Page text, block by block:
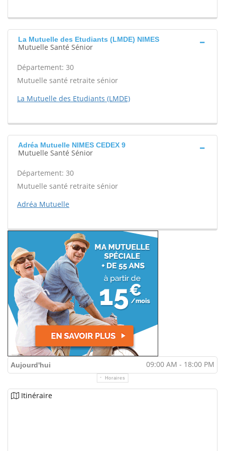
La Mutuelle des Etudiants (LMDE) NIMES
Mutuelle Santé Sénior
Département: 30
Mutuelle santé retraite sénior
La Mutuelle des Etudiants (LMDE)
Adréa Mutuelle NIMES CEDEX 9
Mutuelle Santé Sénior
Département: 30
Mutuelle santé retraite sénior
Adréa Mutuelle
Aujourd'hui 09:00 AM - 18:00 PM
Horaires
Itinéraire